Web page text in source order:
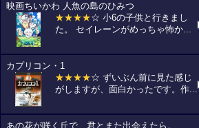
映画ちいかわ 人魚の島のひみつ
★★★★☆ 小6の子供と行きまし
た。 セイレーンがめっちゃ怖か...
カプリコン・1
★★★★☆ ずいぶん前に見た感じ
がしますが、面白かったです。作...
あの花が咲く丘で、君とまた出会えたら。